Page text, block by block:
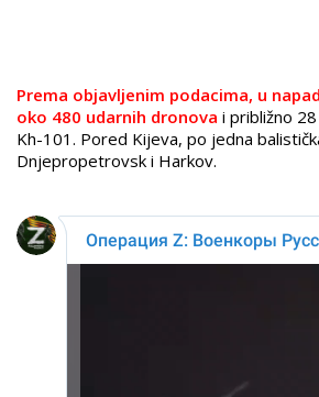
Prema objavljenim podacima, u
oko 480 udarnih dronova i približno
Kh-101. Pored Kijeva, po jedna
Dnjepropetrovsk i Harkov.